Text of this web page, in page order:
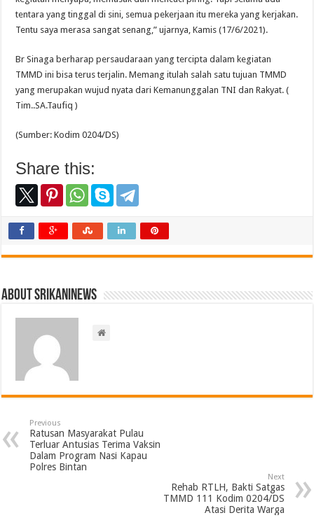
tentara yang tinggal di sini, semua pekerjaan itu mereka yang kerjakan.
Tentu saya merasa sangat senang,” ujarnya, Kamis (17/6/2021).
Br Sinaga berharap persaudaraan yang tercipta dalam kegiatan
TMMD ini bisa terus terjalin. Memang itulah salah satu tujuan TMMD
yang merupakan wujud nyata dari Kemanunggalan TNI dan Rakyat. (
Tim..SA.Taufiq )
(Sumber: Kodim 0204/DS)
Share this:
About srikaninews
Previous
Ratusan Masyarakat Pulau
Terluar Antusias Terima Vaksin
Dalam Program Nasi Kapau
Polres Bintan
Next
Rehab RTLH, Bakti Satgas
TMMD 111 Kodim 0204/DS
Atasi Derita Warga